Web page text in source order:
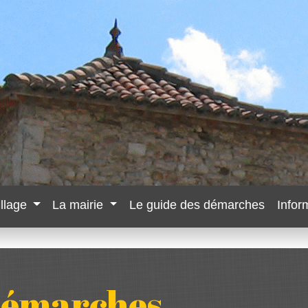
La mairie Le guide des démarches